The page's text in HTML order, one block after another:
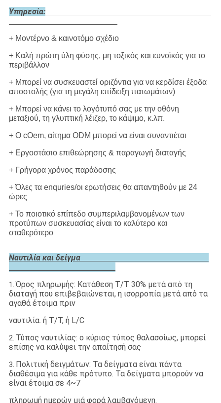
Υπηρεσία:
+ Μοντέρνο & καινοτόμο σχέδιο
+ Καλή πρώτη ύλη φύσης, μη τοξικός και ευνοϊκός για το
περιβάλλον
+ Μπορεί να συσκευαστεί οριζόντια για να κερδίσει έξοδα
αποστολής (για τη μεγάλη επίδειξη πατωμάτων)
+ Μπορεί να κάνει το λογότυπό σας με την οθόνη
μεταξιού, τη γλυπτική λέιζερ, το κάψιμο, κ.λπ.
+ Ο cOem, αίτημα ODM μπορεί να είναι συναντιέται
+ Εργοστάσιο επιθεώρησης & παραγωγή διαταγής
+ Γρήγορα χρόνος παράδοσης
+ Όλες τα enquries/οι ερωτήσεις θα απαντηθούν με 24
ώρες
+ Το ποιοτικό επίπεδο συμπεριλαμβανομένων των
προτύπων συσκευασίας είναι το καλύτερο και
σταθερότερο
Ναυτιλία και δείγμα
1.Όρος πληρωμής: Κατάθεση T/T 30% μετά από τη
διαταγή που επιβεβαιώνεται, η ισορροπία μετά από τα
αγαθά έτοιμα πριν
ναυτιλία. ή T/T, ή L/C
2. Τύπος ναυτιλίας: ο κύριος τύπος θαλασσίως, μπορεί
επίσης να καλύψει την απαίτησή σας
3. Πολιτική δειγμάτων: Τα δείγματα είναι πάντα
διαθέσιμα για κάθε πρότυπο. Τα δείγματα μπορούν να
είναι έτοιμα σε 4~7
πληρωμή ημερών μιά φορά λαμβανόμενη.